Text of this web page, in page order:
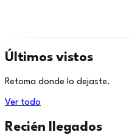
Últimos vistos
Retoma donde lo dejaste.
Ver todo
Recién llegados